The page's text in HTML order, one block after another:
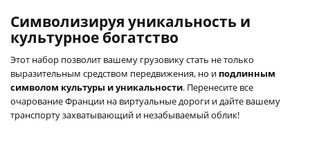
Символизируя уникальность и
культурное богатство
Этот набор позволит вашему грузовику стать не только
выразительным средством передвижения, но и подлинным
символом культуры и уникальности. Перенесите все
очарование Франции на виртуальные дороги и дайте вашему
транспорту захватывающий и незабываемый облик!